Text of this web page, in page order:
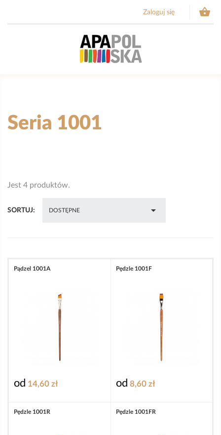
Zaloguj się 
Seria 1001
Jest 4 produktów.
SORTUJ: DOSTĘPNE 
Pądzel 1001A
od 14,60 zł
Pędzle 1001F
od 8,60 zł
Pędzle 1001R Pędzle 1001FR